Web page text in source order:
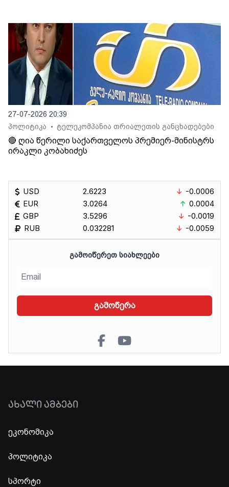
27-07-2026 20:39
პოლიტიკა
• ტელეკომპანია თრიალეთის განცხადებები
🔴 ღია წერილი საქართველოს პრემიერ-მინისტრს
ირაკლი კობახიძეს
USD
EUR
GBP
RUB
2.6223
3.0264
3.5296
0.032281
-0.0006
0.0004
-0.0019
-0.0059
ᲒᲐᲛᲝᲘᲬᲔᲠᲔᲗ ᲡᲘᲐᲮᲚᲔᲔᲑᲘ
გამოწერა
ᲐᲮᲐᲚᲘ ᲐᲛᲑᲔᲑᲘ
ეკონომიკა
პოლიტიკა
სპორტი